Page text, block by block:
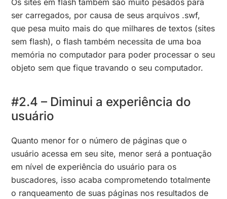
Os sites em flash também são muito pesados para
ser carregados, por causa de seus arquivos .swf,
que pesa muito mais do que milhares de textos (sites
sem flash), o flash também necessita de uma boa
memória no computador para poder processar o seu
objeto sem que fique travando o seu computador.
#2.4 – Diminui a experiência do
usuário
Quanto menor for o número de páginas que o
usuário acessa em seu site, menor será a pontuação
em nível de experiência do usuário para os
buscadores, isso acaba comprometendo totalmente
o ranqueamento de suas páginas nos resultados de